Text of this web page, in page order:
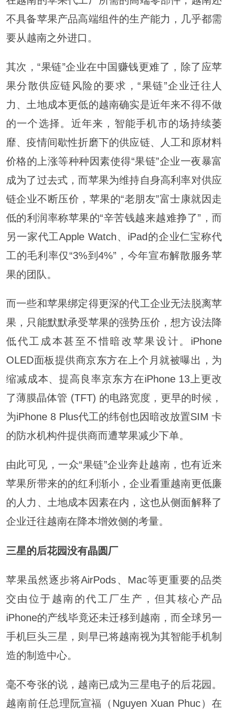
不具备苹果产品高端组件的生产能力，几乎都需
要从越南之外进口。
其次，“果链”企业在中国赚钱更难了，除了应苹
果分散供应链风险的要求，“果链”企业迁往人
力、土地成本更低的越南确实是近年来不得不做
的一个选择。近年来，智能手机市的场持续萎
靡、疫情间歇性折磨下的供应链、人工和原材料
价格的上涨等种种因素使得“果链”企业一夜暴富
成为了过去式，而苹果为维持自身高利率对供应
链企业不断压价，苹果的“老朋友”富士康就因走
低的利润率称苹果的“辛苦钱越来越难挣了”，而
另一家代工Apple Watch、iPad的企业仁宝称代
工的毛利率仅“3%到4%”，今年宣布解散服务苹
果的团队。
而一些和苹果绑定得更深的代工企业无法脱离苹
果，只能默默承受苹果的强势压价，想方设法降
低代工成本甚至不惜暗改苹果设计。iPhone
OLED面板提供商京东方在上个月就被曝出，为
缩减成本、提高良率京东方在iPhone 13上更改
了薄膜晶体管 (TFT) 的电路宽度，更早的时候，
为iPhone 8 Plus代工的纬创也因暗改放置SIM 卡
的防水机构件提供商而遭苹果减少下单。
由此可见，一众“果链”企业奔赴越南，也有近来
苹果所带来的的红利渐小，企业看重越南更低廉
的人力、土地成本因素在内，这也从侧面解释了
企业迁往越南在降本增效侧的考量。
三星的后花园没有晶圆厂
苹果虽然逐步将AirPods、Mac等更重要的品类
交由位于越南的代工厂生产，但其核心产品
iPhone的产线毕竟还未迁移到越南，而全球另一
手机巨头三星，则早已将越南视为其智能手机制
造的制造中心。
毫不夸张的说，越南已成为三星电子的后花园。
越南前任总理阮宣福（Nguyen Xuan Phuc）在